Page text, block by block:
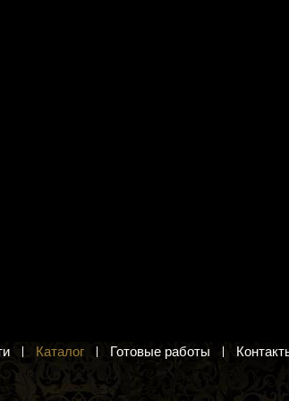
Каталог Готовые работы